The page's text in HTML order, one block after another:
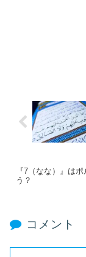
『7（なな）』は
う？
コメント